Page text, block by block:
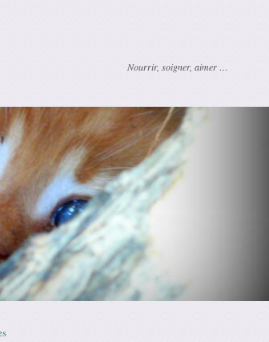
Nourrir, soigner, aimer …